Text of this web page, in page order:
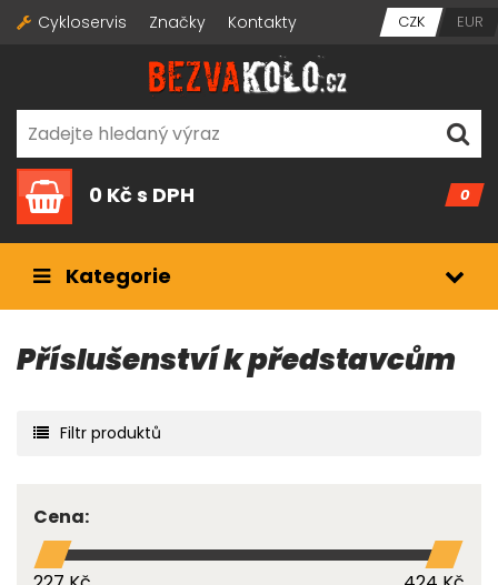
Cykloservis Značky Kontakty CZK EUR
0
0 Kčs DPH
Kategorie
Příslušenství k představcům
Filtr produktů
Cena: